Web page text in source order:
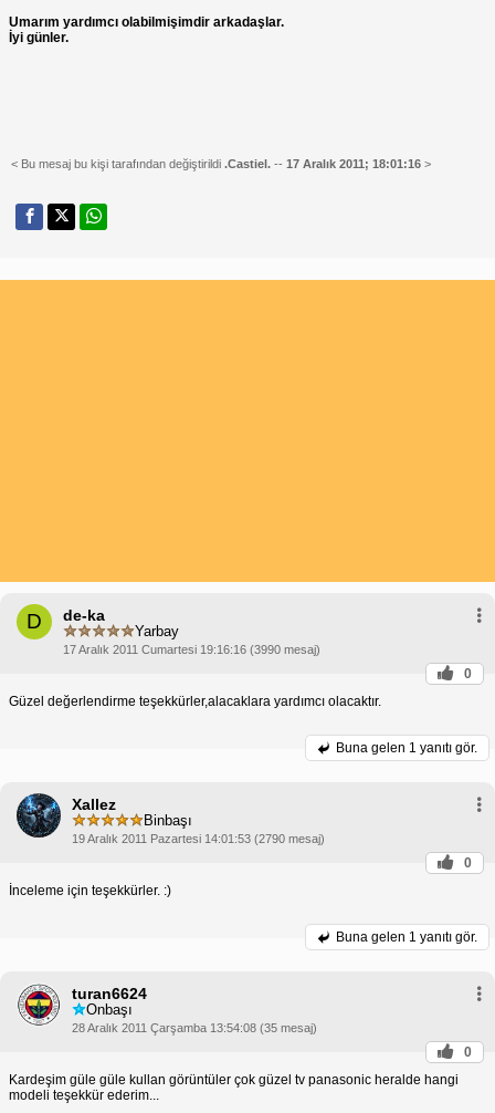
Umarım yardımcı olabilmişimdir arkadaşlar.
İyi günler.
< Bu mesaj bu kişi tarafından değiştirildi .Castiel. -- 17 Aralık 2011; 18:01:16 >
D de-ka
Yarbay
17 Aralık 2011 Cumartesi 19:16:16 (3990 mesaj)
0
Güzel değerlendirme teşekkürler,alacaklara yardımcı olacaktır.
Buna gelen 1 yanıtı gör.
Xallez
Binbaşı
19 Aralık 2011 Pazartesi 14:01:53 (2790 mesaj)
0
İnceleme için teşekkürler. :)
Buna gelen 1 yanıtı gör.
turan6624
Onbaşı
28 Aralık 2011 Çarşamba 13:54:08 (35 mesaj)
0
Kardeşim güle güle kullan görüntüler çok güzel tv panasonic heralde hangi
modeli teşekkür ederim...